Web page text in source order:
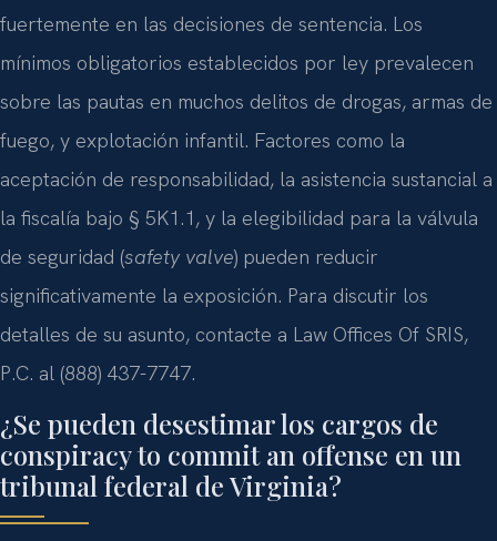
fuertemente en las decisiones de sentencia. Los
mínimos obligatorios establecidos por ley prevalecen
sobre las pautas en muchos delitos de drogas, armas de
fuego, y explotación infantil. Factores como la
aceptación de responsabilidad, la asistencia sustancial a
la fiscalía bajo § 5K1.1, y la elegibilidad para la válvula
de seguridad (safety valve) pueden reducir
significativamente la exposición. Para discutir los
detalles de su asunto, contacte a Law Offices Of SRIS,
P.C. al (888) 437-7747.
¿Se pueden desestimar los cargos de
conspiracy to commit an offense en un
tribunal federal de Virginia?